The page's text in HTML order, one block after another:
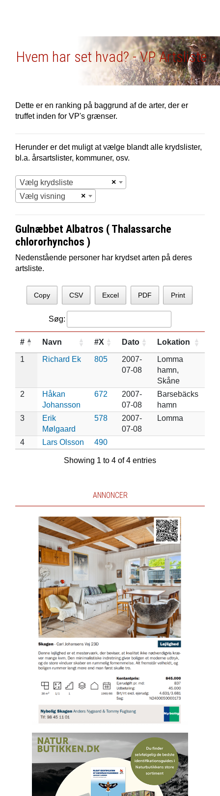
Hvem har set hvad? - VP Artsliste
Dette er en ranking på baggrund af de arter, der er
truffet inden for VP's grænser.
Herunder er det muligt at vælge blandt alle krydslister,
bl.a. årsartslister, kommuner, osv.
×
Vælg krydsliste
×
Vælg visning
Gulnæbbet Albatros ( Thalassarche
chlororhynchos )
Nedenstående personer har krydset arten på deres
artsliste.
Copy CSV Excel PDF Print
Søg:
# Navn #X Dato Lokation
1 Richard Ek 805
2007-
07-08
Lomma
hamn,
Skåne
2
Håkan
Johansson
672
2007-
07-08
Barsebäcks
hamn
3
Erik
Mølgaard
578
2007-
07-08
Lomma
4 Lars Olsson 490
Showing 1 to 4 of 4 entries
ANNONCER